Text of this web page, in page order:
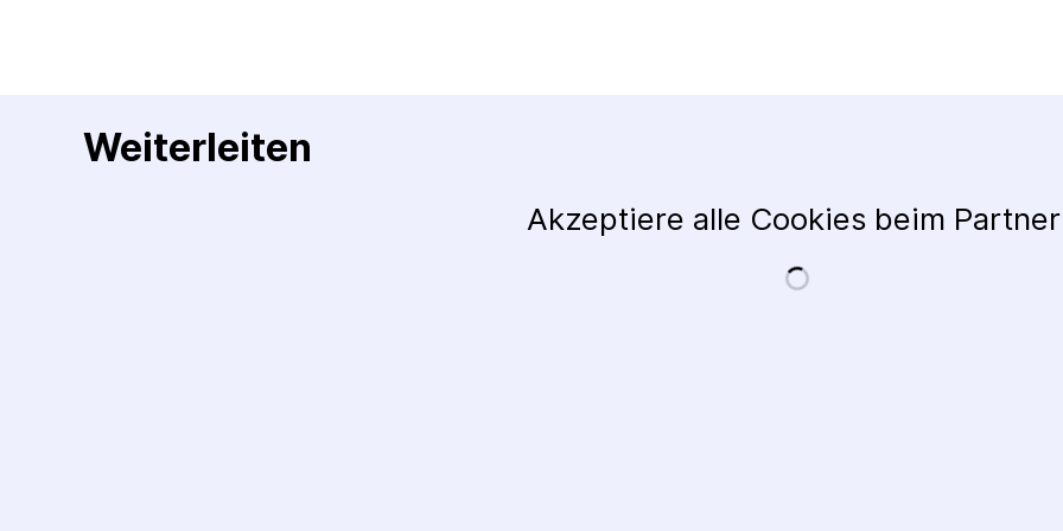
Weiterleiten
Akzeptiere alle Cookies beim